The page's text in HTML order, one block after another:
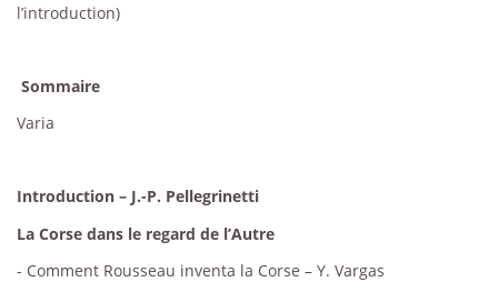
l’introduction)
Sommaire
Varia
Introduction – J.-P. Pellegrinetti
La Corse dans le regard de l’Autre
- Comment Rousseau inventa la Corse – Y. Vargas